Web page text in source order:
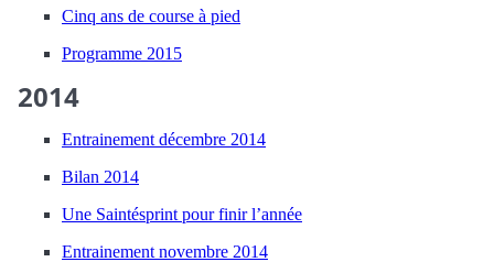
Cinq ans de course à pied
Programme 2015
2014
Entrainement décembre 2014
Bilan 2014
Une Saintésprint pour finir l’année
Entrainement novembre 2014